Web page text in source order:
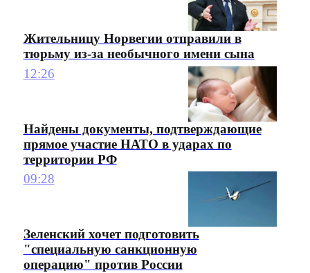
Жительницу Норвегии отправили в
тюрьму из-за необычного имени сына
12:26
Найдены документы, подтверждающие
прямое участие НАТО в ударах по
территории РФ
09:28
Зеленский хочет подготовить
"специальную санкционную
операцию" против России